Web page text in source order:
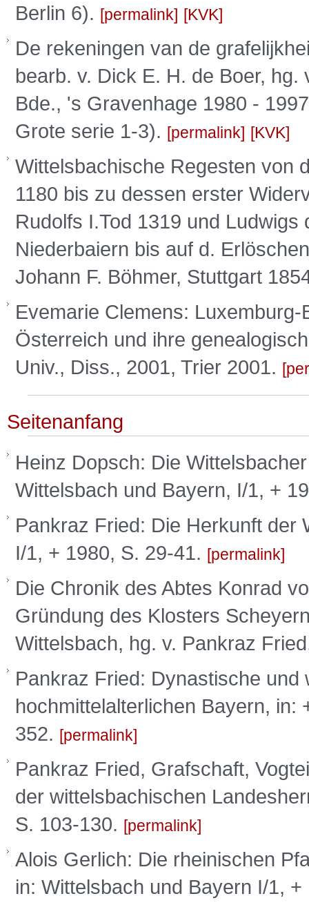
Berlin 6).
permalink KVK
De rekeningen van de
bearb. v. Dick E. H. de Boer,
Bde., 's Gravenhage 1980 -
Grote serie 1-3).
permalink KVK
Wittelsbachische Regesten von
1180 bis zu dessen erster
Rudolfs I.Tod 1319 und
Niederbaiern bis auf d.
Johann F. Böhmer, Stuttgart
Evemarie Clemens:
Österreich und ihre
Univ., Diss., 2001, Trier 2001.
Seitenanfang
Heinz Dopsch: Die
Wittelsbach und Bayern, I/1, +
Pankraz Fried: Die Herkunft der
I/1, + 1980, S. 29-41.
permalink
Die Chronik des Abtes Konrad
Gründung des Klosters
Wittelsbach, hg. v. Pankraz
Pankraz Fried: Dynastische
hochmittelalterlichen Bayern, in:
352.
permalink
Pankraz Fried, Grafschaft,
der wittelsbachischen
S. 103-130.
permalink
Alois Gerlich: Die rheinischen
in: Wittelsbach und Bayern I/1,